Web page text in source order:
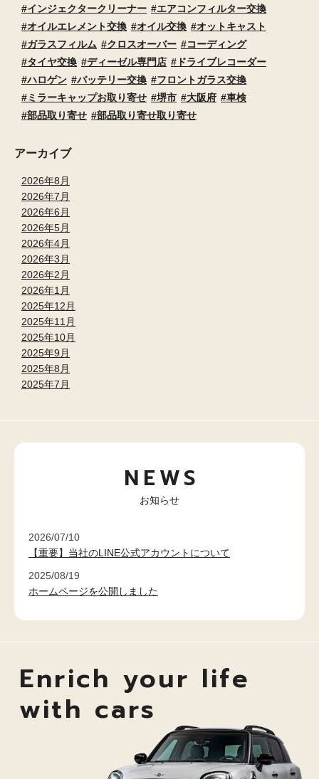
インジェクタークリーナー
エアコンフィルター交換
オイルエレメント交換
オイル交換
オットキャスト
ガラスフィルム
クロスオーバー
コーディング
タイヤ交換
ディーゼル専門店
ドライブレコーダー
ハロゲン
バッテリー交換
フロントガラス交換
ミラーキャップお取り寄せ
堺市 大阪府
車検
部品取り寄せ
部品取り寄せ取り寄せ
アーカイブ
2026年8月
2026年7月
2026年6月
2026年5月
2026年4月
2026年3月
2026年2月
2026年1月
2025年12月
2025年11月
2025年10月
2025年9月
2025年8月
2025年7月
NEWS
お知らせ
2026/07/10
【重要】当社のLINE公式アカウントについて
2025/08/19
ホームページを公開しました
Enrich your life
with cars